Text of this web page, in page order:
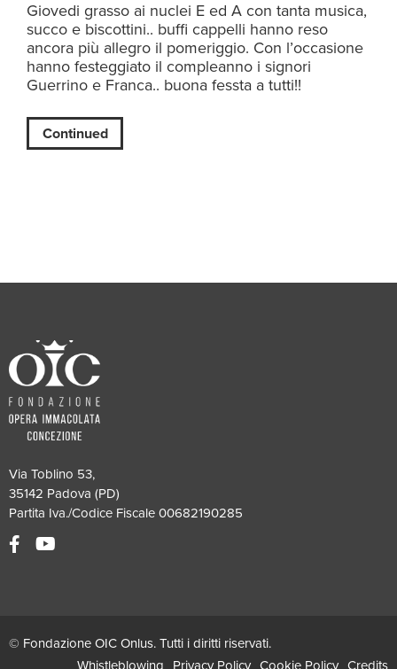
Giovedi grasso ai nuclei E ed A con tanta musica,
succo e biscottini.. buffi cappelli hanno reso
ancora più allegro il pomeriggio. Con l’occasione
hanno festeggiato il compleanno i signori
Guerrino e Franca.. buona fessta a tutti!!
Continued
Via Toblino 53,
35142 Padova (PD)
Partita Iva./Codice Fiscale 00682190285
© Fondazione OIC Onlus. Tutti i diritti riservati.